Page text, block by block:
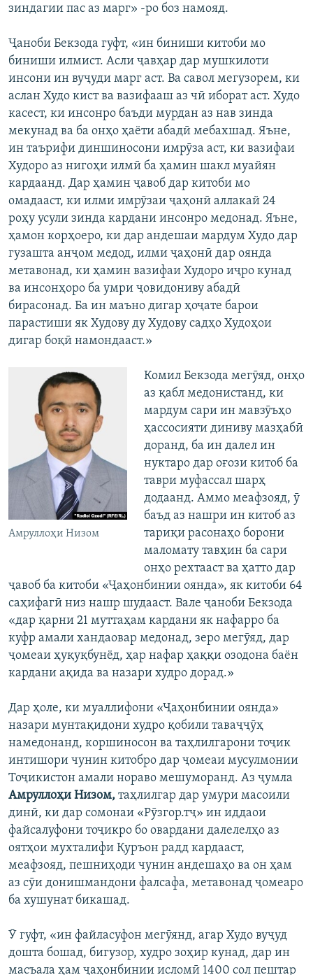
зиндагии пас аз марг» -ро боз намояд.
Ҷаноби Бекзода гуфт, «ин биниши китоби мо
биниши илмист. Асли ҷавҳар дар мушкилоти
инсони ин вуҷуди марг аст. Ва савол мегузорем, ки
аслан Худо кист ва вазифааш аз чӣ иборат аст. Худо
касест, ки инсонро баъди мурдан аз нав зинда
мекунад ва ба онҳо ҳаёти абадӣ мебахшад. Яъне,
ин таърифи диншиносони имрӯза аст, ки вазифаи
Худоро аз нигоҳи илмӣ ба ҳамин шакл муайян
кардаанд. Дар ҳамин ҷавоб дар китоби мо
омадааст, ки илми имрӯзаи ҷаҳонӣ аллакай 24
роҳу усули зинда кардани инсонро медонад. Яъне,
ҳамон корҳоеро, ки дар андешаи мардум Худо дар
гузашта анҷом медод, илми ҷаҳонӣ дар оянда
метавонад, ки ҳамин вазифаи Худоро иҷро кунад
ва инсонҳоро ба умри ҷовидониву абадӣ
бирасонад. Ба ин маъно дигар ҳоҷате барои
парастиши як Худову ду Худову садҳо Худоҳои
дигар боқӣ намондааст.»
Амруллоҳи Низом
Комил Бекзода мегӯяд, онҳо
аз қабл медонистанд, ки
мардум сари ин мавзӯъҳо
ҳассосияти диниву мазҳабӣ
доранд, ба ин далел ин
нуктаро дар оғози китоб ба
таври муфассал шарҳ
додаанд. Аммо меафзояд, ӯ
баъд аз нашри ин китоб аз
тариқи расонаҳо борони
маломату тавҳин ба сари
онҳо рехтааст ва ҳатто дар
ҷавоб ба китоби «Ҷаҳонбинии оянда», як китоби 64
саҳифагӣ низ нашр шудааст. Вале ҷаноби Бекзода
«дар қарни 21 муттаҳам кардани як нафарро ба
куфр амали хандаовар медонад, зеро мегӯяд, дар
ҷомеаи ҳуқуқбунёд, ҳар нафар ҳаққи озодона баён
кардани ақида ва назари худро дорад.»
Дар ҳоле, ки муаллифони «Ҷаҳонбинии оянда»
назари мунтақидони худро қобили таваҷҷӯҳ
намедонанд, коршиносон ва таҳлилгарони тоҷик
интишори чунин китобро дар ҷомеаи мусулмонии
Тоҷикистон амали нораво мешуморанд. Аз ҷумла
Амруллоҳи Низом, таҳлилгар дар умури масоили
динӣ, ки дар сомонаи «Рӯзгор.тҷ» ин иддаои
файсалуфони тоҷикро бо овардани далелелҳо аз
оятҳои мухталифи Қуръон радд кардааст,
меафзояд, пешниҳоди чунин андешаҳо ва он ҳам
аз сӯи донишмандони фалсафа, метавонад ҷомеаро
ба хушунат бикашад.
Ӯ гуфт, «ин файласуфон мегӯянд, агар Худо вуҷуд
дошта бошад, бигузор, худро зоҳир кунад, дар ин
масъала ҳам ҷаҳонбинии исломӣ 1400 сол пештар